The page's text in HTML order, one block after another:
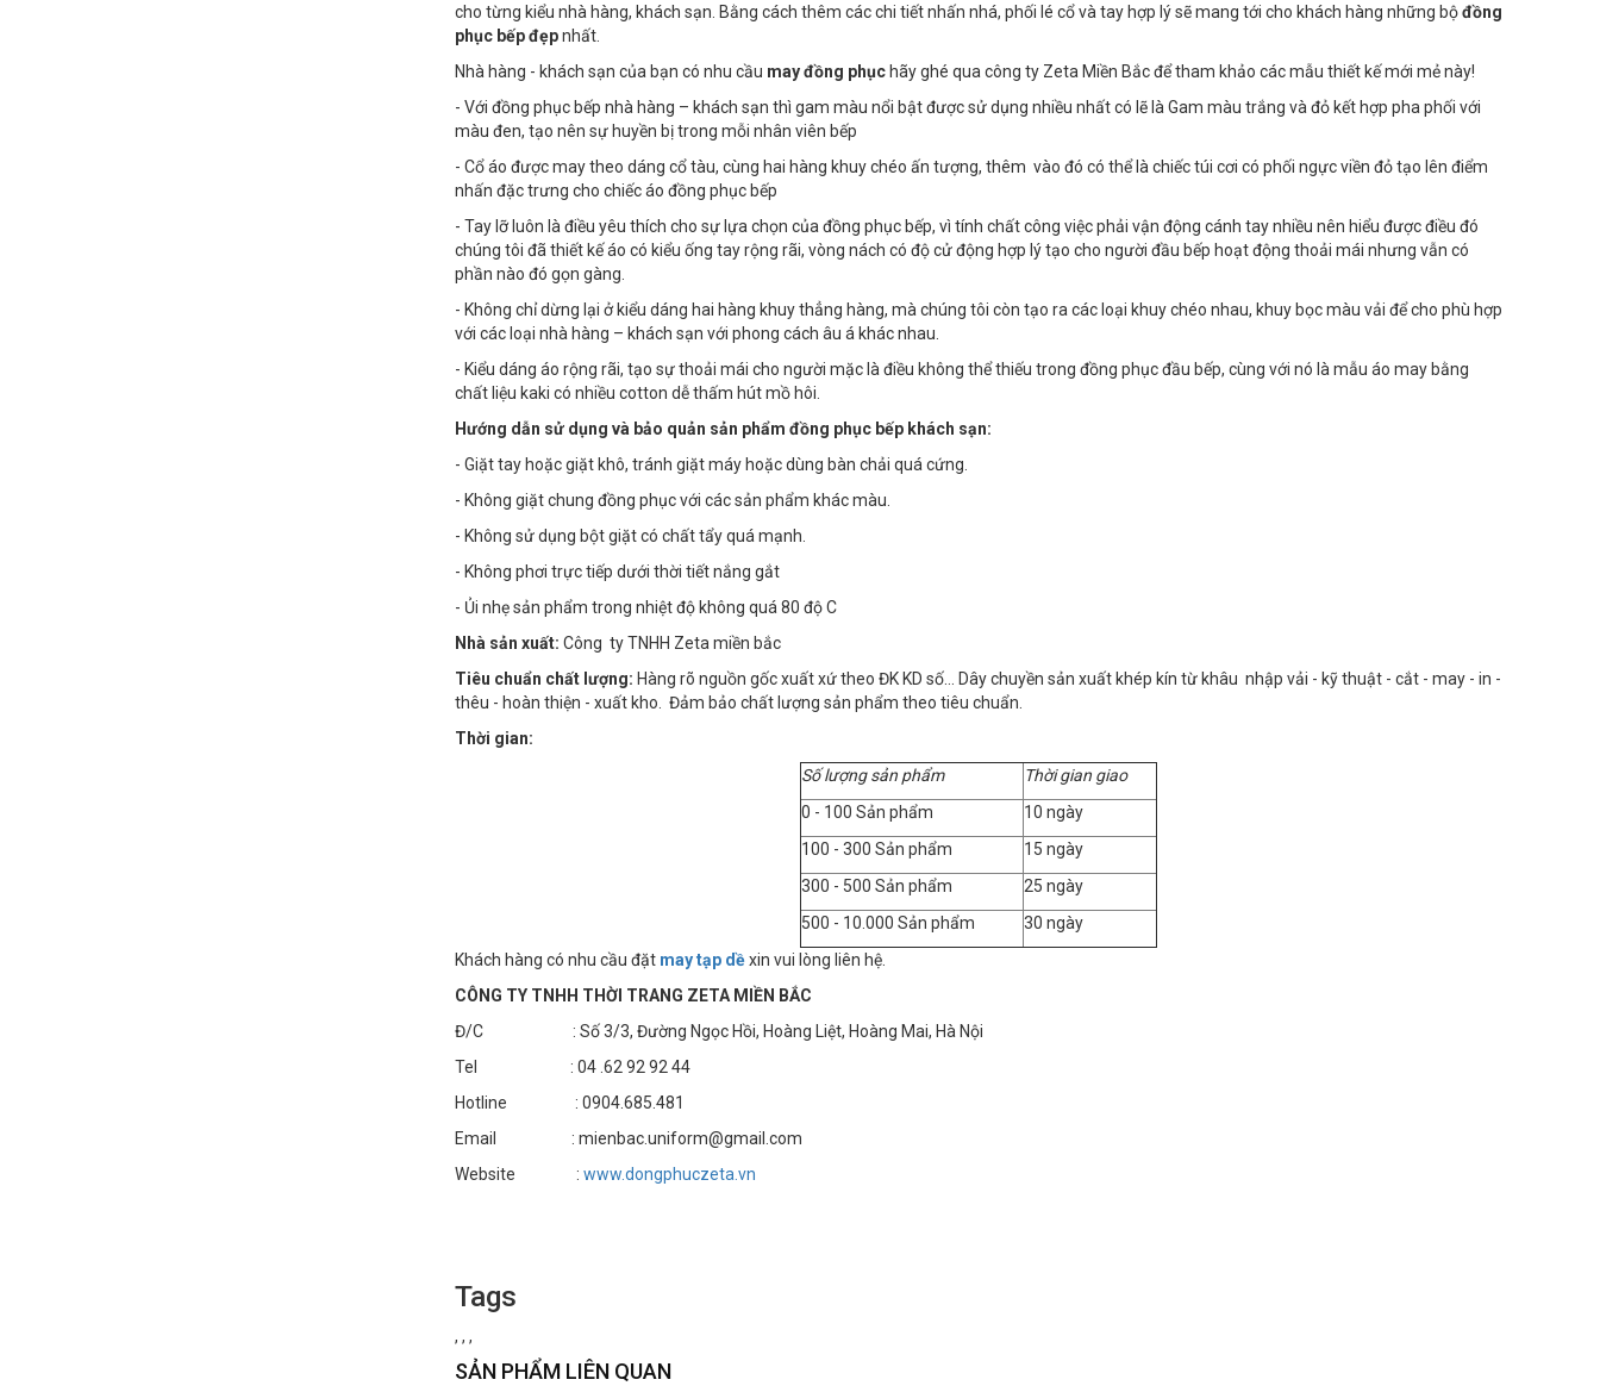
cho từng kiểu nhà hàng, khách sạn. Bằng cách thêm các chi tiết nhấn nhá, phối lé cổ và tay hợp lý sẽ mang tới cho khách hàng những bộđồng
phục bếp đẹpnhất.
Nhà hàng - khách sạn của bạn có nhu cầu may đồng phục hãy ghé qua công ty Zeta Miền Bắc để tham khảo các mẫu thiết kế mới mẻ này!
- Với đồng phục bếp nhà hàng – khách sạn thì gam màu nổi bật được sử dụng nhiều nhất có lẽ là Gam màu trắng và đỏ kết hợp pha phối với
màu đen, tạo nên sự huyền bị trong mỗi nhân viên bếp
- Cổ áo được may theo dáng cổ tàu, cùng hai hàng khuy chéo ấn tượng, thêm vào đó có thể là chiếc túi cơi có phối ngực viền đỏ tạo lên điểm
nhấn đặc trưng cho chiếc áo đồng phục bếp
- Tay lỡ luôn là điều yêu thích cho sự lựa chọn của đồng phục bếp, vì tính chất công việc phải vận động cánh tay nhiều nên hiểu được điều đó
chúng tôi đã thiết kế áo có kiểu ống tay rộng rãi, vòng nách có độ cử động hợp lý tạo cho người đầu bếp hoạt động thoải mái nhưng vẫn có
phần nào đó gọn gàng.
- Không chỉ dừng lại ở kiểu dáng hai hàng khuy thẳng hàng, mà chúng tôi còn tạo ra các loại khuy chéo nhau, khuy bọc màu vải để cho phù hợp
với các loại nhà hàng – khách sạn với phong cách âu á khác nhau.
- Kiểu dáng áo rộng rãi, tạo sự thoải mái cho người mặc là điều không thể thiếu trong đồng phục đầu bếp, cùng với nó là mẫu áo may bằng
chất liệu kaki có nhiều cotton dễ thấm hút mồ hôi.
Hướng dẫn sử dụng và bảo quản sản phẩm đồng phục bếp khách sạn:
- Giặt tay hoặc giặt khô, tránh giặt máy hoặc dùng bàn chải quá cứng.
- Không giặt chung đồng phục với các sản phẩm khác màu.
- Không sử dụng bột giặt có chất tẩy quá mạnh.
- Không phơi trực tiếp dưới thời tiết nắng gắt
- Ủi nhẹ sản phẩm trong nhiệt độ không quá 80 độ C
Nhà sản xuất: Công ty TNHH Zeta miền bắc
Tiêu chuẩn chất lượng: Hàng rõ nguồn gốc xuất xứ theo ĐK KD số… Dây chuyền sản xuất khép kín từ khâu nhập vải - kỹ thuật - cắt - may - in -
thêu - hoàn thiện - xuất kho. Đảm bảo chất lượng sản phẩm theo tiêu chuẩn.
Thời gian:
Số lượng sản phẩm
Thời gian giao
0 - 100 Sản phẩm
10 ngày
100 - 300 Sản phẩm
15 ngày
300 - 500 Sản phẩm
25 ngày
500 - 10.000 Sản phẩm
30 ngày
Khách hàng có nhu cầu đặt may tạp dềxin vui lòng liên hệ.
CÔNG TY TNHH THỜI TRANG ZETA MIỀN BẮC
Đ/C : Số 3/3, Đường Ngọc Hồi, Hoàng Liệt, Hoàng Mai, Hà Nội
Tel : 04 .62 92 92 44
Hotline : 0904.685.481
Email : mienbac.uniform@gmail.com
Website : www.dongphuczeta.vn
Tags
, , ,
SẢN PHẨM LIÊN QUAN